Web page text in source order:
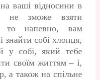
на ваші відносини в
не зможе взяти
то напевно, вам
знайти собі хлопця,
у собі, який тебе
своїм життям – і,
а також на спільне